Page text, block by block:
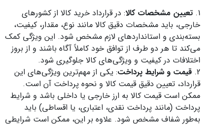
تعیین مشخصات کالا: در قرارداد خرید کالا از کشورهای
خارجی، باید مشخصات دقیق کالا مانند نوع، مقدار، کیفیت،
بسته‌بندی و استانداردهای لازم مشخص شود. این ویژگی کمک
می‌کند تا هر دو طرف از توافق خود کاملاً آگاه باشند و از بروز
اختلافات در کیفیت و ویژگی‌های کالا جلوگیری شود.
قیمت و شرایط پرداخت: یکی از مهم‌ترین ویژگی‌های این
قرارداد، تعیین دقیق قیمت کالا و نحوه پرداخت آن است.
ممکن است قیمت کالا به ارز خارجی یا داخلی باشد و شرایط
پرداخت (مانند پرداخت نقدی، اعتباری، یا اقساطی) باید
به‌طور شفاف مشخص شود. علاوه بر این، ممکن است شرایطی